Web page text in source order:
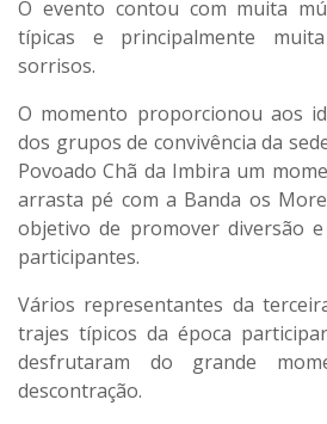
O evento contou com muita
típicas e principalmente
sorrisos.
O momento proporcionou aos
dos grupos de convivência da
Povoado Chã da Imbira um
arrasta pé com a Banda os
objetivo de promover diversão
participantes.
Vários representantes da
trajes típicos da época
desfrutaram do grande
descontração.